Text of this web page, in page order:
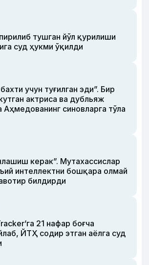
тушган йўл қурилиши
суд ҳукми ўқилди
учун туғилган эди”. Бир
актриса ва дубльяж
синовларга тўла
керак”. Мутахассислар
интеллектни бошқара олмай
билдирди
21 нафар боғча
ЙТҲ содир этган аёлга суд